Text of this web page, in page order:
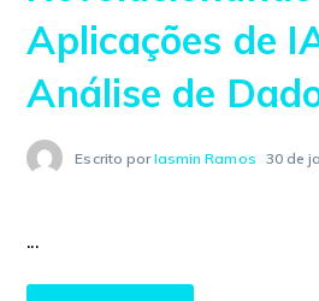
Aplicações de
Análise de
Escrito porIasmin Ramos 30 de
...